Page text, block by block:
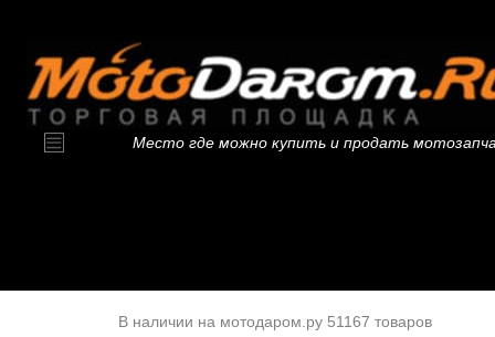
Место где можно купить и продать
В наличии на мотодаром.ру 51167 товаров